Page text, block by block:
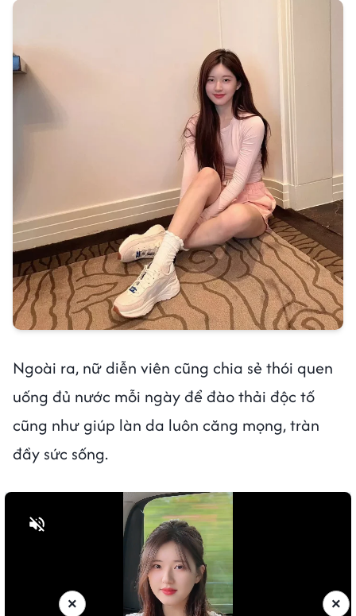
Ngoài ra, nữ diễn viên cũng chia sẻ thói quen
uống đủ nước mỗi ngày để đào thải độc tố
cũng như giúp làn da luôn căng mọng, tràn
đầy sức sống.
×
×